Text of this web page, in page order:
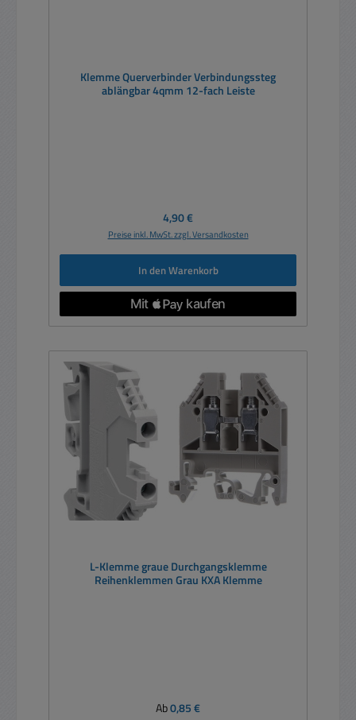
Klemme Querverbinder Verbindungssteg
ablängbar 4qmm 12-fach Leiste
Regulärer Preis:
4,90 €
Preise inkl. MwSt. zzgl. Versandkosten
In den Warenkorb
L-Klemme graue Durchgangsklemme
Reihenklemmen Grau KXA Klemme
Regulärer Preis:
Ab0,85 €